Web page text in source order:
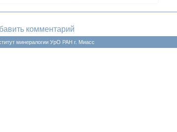
комментарий
минералогии УрО РАН г. Миасс